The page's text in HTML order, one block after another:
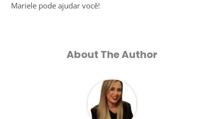
Mariele pode ajudar você!
About The Author